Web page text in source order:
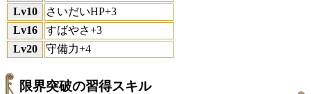
Lv10
さいだいHP+3
Lv16
すばやさ+3
Lv20
守備力+4
限界突破の習得スキル